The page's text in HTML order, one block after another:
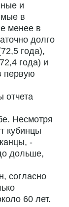
и
в
менее в
долго
года),
года) и
первую
отчета
Несмотря
кубинцы
-
дольше,
согласно
60 лет.